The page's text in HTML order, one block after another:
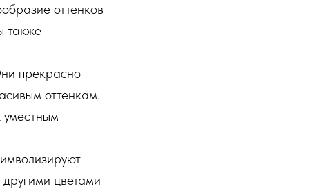
оттенков
также
прекрасно
оттенкам.
уместным
цветами